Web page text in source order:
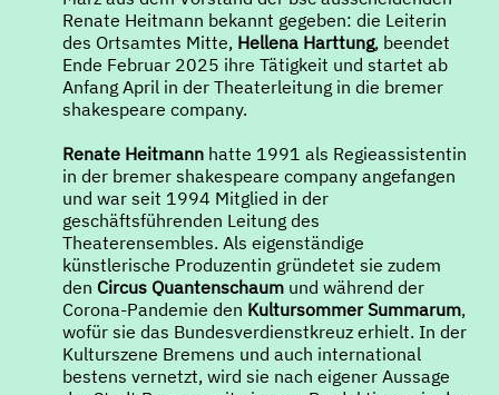
Renate Heitmann bekannt gegeben: die Leiterin
des Ortsamtes Mitte, Hellena Harttung, beendet
Ende Februar 2025 ihre Tätigkeit und startet ab
Anfang April in der Theaterleitung in die bremer
shakespeare company.
Renate Heitmannhatte 1991 als Regieassistentin
in der bremer shakespeare company angefangen
und war seit 1994 Mitglied in der
geschäftsführenden Leitung des
Theaterensembles. Als eigenständige
künstlerische Produzentin gründetet sie zudem
den Circus Quantenschaumund während der
Corona-Pandemie den Kultursommer Summarum,
wofür sie das Bundesverdienstkreuz erhielt. In der
Kulturszene Bremens und auch international
bestens vernetzt, wird sie nach eigener Aussage